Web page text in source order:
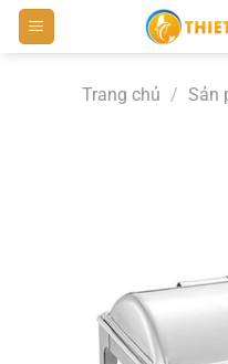
Bỏ
qua
Trang chủ / Sản